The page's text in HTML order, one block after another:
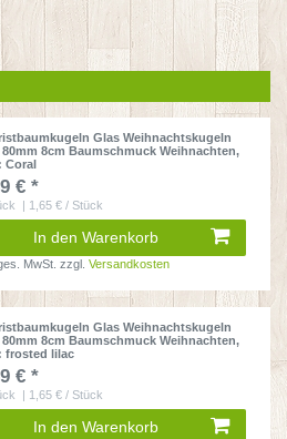
Glas Weihnachtskugeln
8cm Baumschmuck Weihnachten,
Coral
€ *
| 1,65 € / Stück
In den Warenkorb
MwSt. zzgl.Versandkosten
Glas Weihnachtskugeln
8cm Baumschmuck Weihnachten,
frosted lilac
€ *
| 1,65 € / Stück
In den Warenkorb